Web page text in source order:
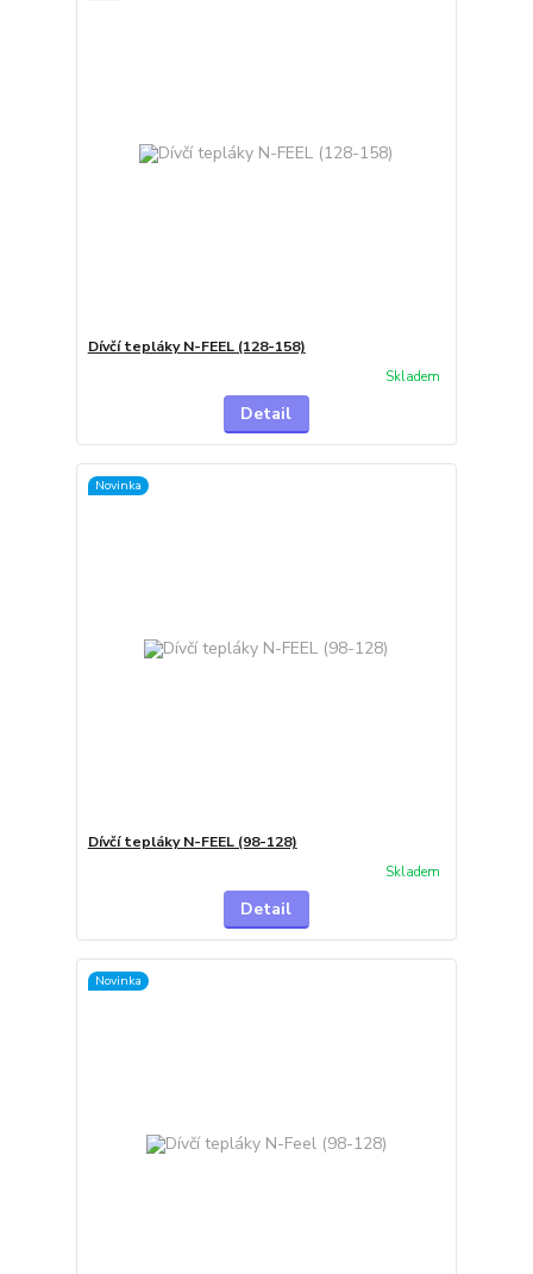
Dívčí tepláky N-FEEL (128-158)
Skladem
Detail
Novinka
Dívčí tepláky N-FEEL (98-128)
Skladem
Detail
Novinka